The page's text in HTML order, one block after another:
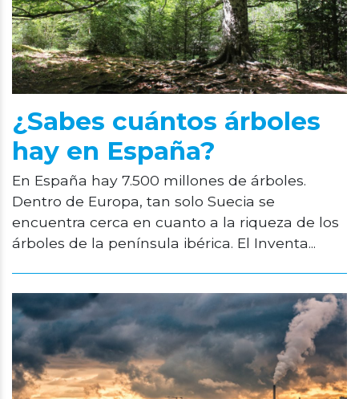
¿Sabes cuántos árboles
hay en España?
En España hay 7.500 millones de árboles.
Dentro de Europa, tan solo Suecia se
encuentra cerca en cuanto a la riqueza de los
árboles de la península ibérica. El Inventa...